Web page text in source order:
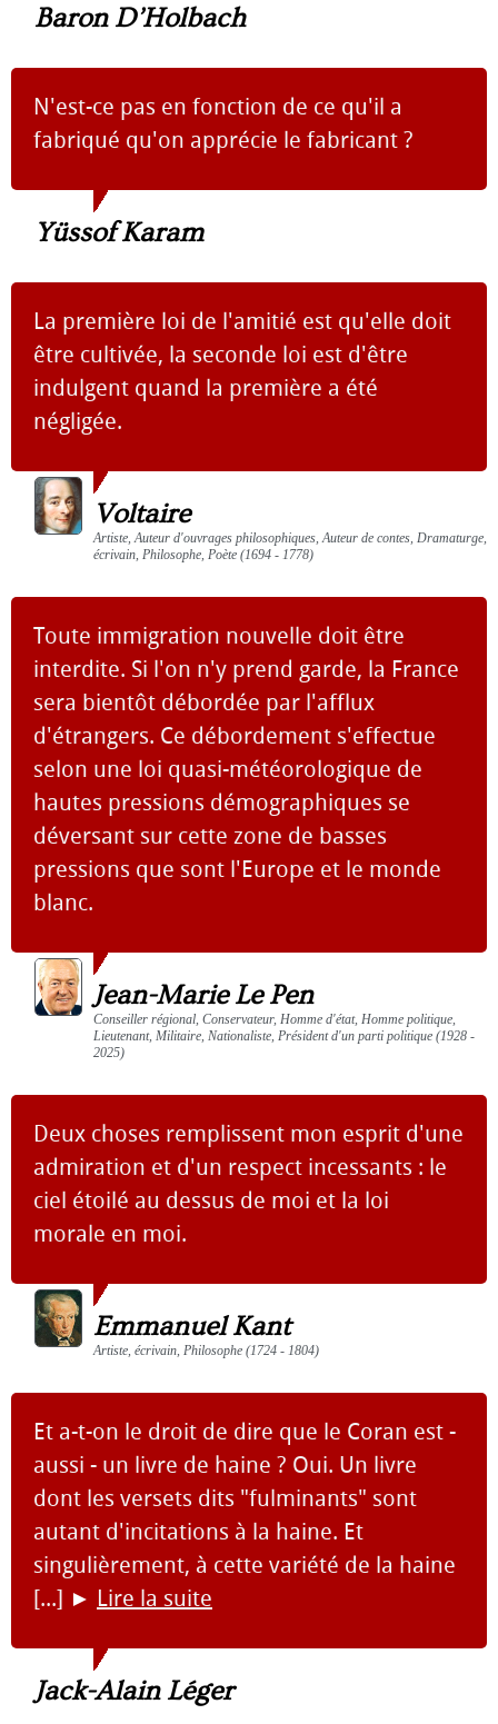
Baron D’Holbach
N'est-ce pas en fonction de ce qu'il a
fabriqué qu'on apprécie le fabricant ?
Yüssof Karam
La première loi de l'amitié est qu'elle doit
être cultivée, la seconde loi est d'être
indulgent quand la première a été
négligée.
Voltaire
Artiste, Auteur d'ouvrages philosophiques, Auteur de contes, Dramaturge,
écrivain, Philosophe, Poète (1694 - 1778)
Toute immigration nouvelle doit être
interdite. Si l'on n'y prend garde, la France
sera bientôt débordée par l'afflux
d'étrangers. Ce débordement s'effectue
selon une loi quasi-météorologique de
hautes pressions démographiques se
déversant sur cette zone de basses
pressions que sont l'Europe et le monde
blanc.
Jean-Marie Le Pen
Conseiller régional, Conservateur, Homme d'état, Homme politique,
Lieutenant, Militaire, Nationaliste, Président d'un parti politique (1928 -
2025)
Deux choses remplissent mon esprit d'une
admiration et d'un respect incessants : le
ciel étoilé au dessus de moi et la loi
morale en moi.
Emmanuel Kant
Artiste, écrivain, Philosophe (1724 - 1804)
Et a-t-on le droit de dire que le Coran est ­-
aussi - un livre de haine ? Oui. Un livre
dont les versets dits "fulminants" sont
autant d'incita­tions à la haine. Et
singulièrement, à cette variété de la haine
[...] ► Lire la suite
Jack-Alain Léger